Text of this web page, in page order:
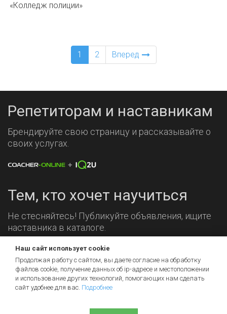
«Колледж полиции»
1 2 Вперед
Репетиторам и наставникам
Брендируйте свою страницу и рассказывайте о
своих услугах.
Тем, кто хочет научиться
Не стесняйтесь! Публикуйте объявления, ищите
наставника в каталоге.
Мы на связи!
Наш сайт использует cookie
Продолжая работу с сайтом, вы даете согласие на обработку
файлов cookie, получение данных об ip-адресе и местоположении
и использование других технологий, помогающих нам сделать
сайт удобнее для вас. Подробнее